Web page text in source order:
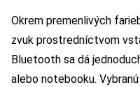
Okrem premenlivých
zvuk prostredníctvom
Bluetooth sa dá
alebo notebooku.